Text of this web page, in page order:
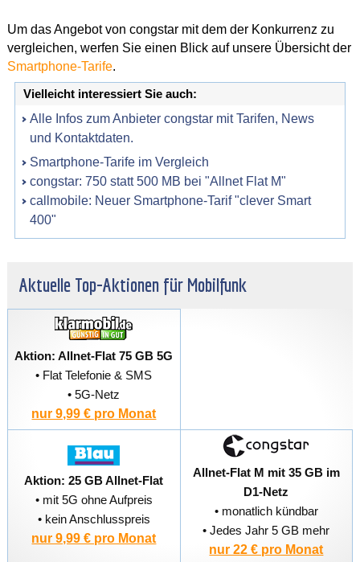
Um das Angebot von congstar mit dem der Konkurrenz zu
vergleichen, werfen Sie einen Blick auf unsere Übersicht der
Smartphone-Tarife.
Vielleicht interessiert Sie auch:
Alle Infos zum Anbieter congstar mit Tarifen, News
und Kontaktdaten.
Smartphone-Tarife im Vergleich
congstar: 750 statt 500 MB bei "Allnet Flat M"
callmobile: Neuer Smartphone-Tarif "clever Smart
400"
Aktuelle Top-Aktionen für Mobilfunk
Aktion: Allnet-Flat 75 GB 5G
• Flat Telefonie & SMS
• 5G-Netz
nur 9,99 € pro Monat
Aktion: 25 GB Allnet-Flat
• mit 5G ohne Aufpreis
• kein Anschlusspreis
nur 9,99 € pro Monat
Allnet-Flat M mit 35 GB im
D1-Netz
• monatlich kündbar
• Jedes Jahr 5 GB mehr
nur 22 € pro Monat